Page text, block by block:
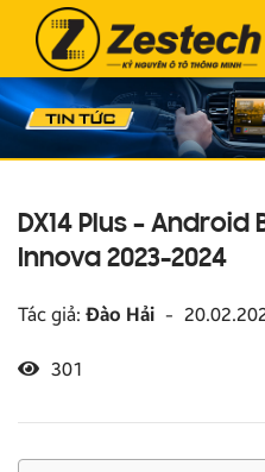
DX14 Plus –
Innova 2023-2024
Tác giả: Đào Hải -
301